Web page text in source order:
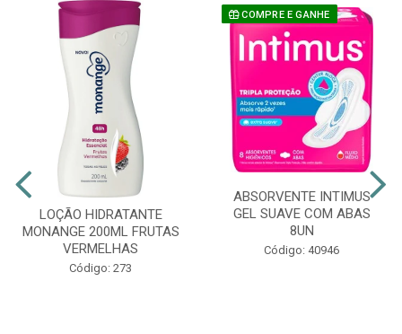
LOÇÃO HIDRATANTE
MONANGE 200ML FRUTAS
VERMELHAS
Código: 273
COMPRE E GANHE
ABSORVENTE INTIMUS
GEL SUAVE COM ABAS
8UN
Código: 40946